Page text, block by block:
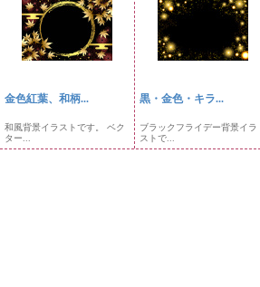
金色紅葉、和柄...
和風背景イラストです。 ベク
ター...
黒・金色・キラ...
ブラックフライデー背景イラ
ストで...